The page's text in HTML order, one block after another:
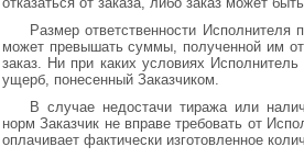
Размер ответственности Исполнителя
может превышать суммы, полученной им
заказ. Ни при каких условиях
ущерб, понесенный Заказчиком.
В случае недостачи тиража или
норм Заказчик не вправе требовать от
оплачивает фактически изготовленное